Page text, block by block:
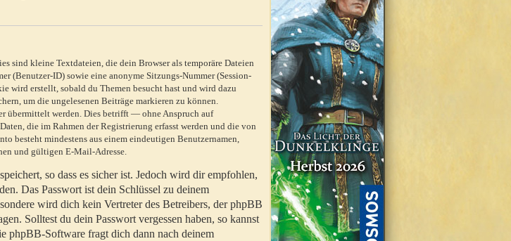
sind kleine Textdateien, die dein Browser als temporäre Dateien
(Benutzer-ID) sowie eine anonyme Sitzungs-Nummer (Session-
wird erstellt, sobald du Themen besucht hast und wird dazu
um die ungelesenen Beiträge markieren zu können.
übermittelt werden. Dies betrifft — ohne Anspruch auf
die im Rahmen der Registrierung erfasst werden und die von
besteht mindestens aus einem eindeutigen Benutzernamen,
und gültigen E-Mail-Adresse.
so dass es sicher ist. Jedoch wird dir empfohlen,
Das Passwort ist dein Schlüssel zu deinem
wird dich kein Vertreter des Betreibers, der phpBB
Solltest du dein Passwort vergessen haben, so kannst
phpBB-Software fragt dich dann nach deinem